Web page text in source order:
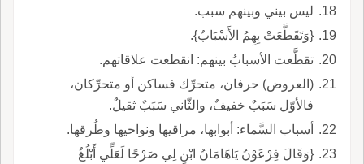
ليس بيني وبينهم سبب.
{وَتَقَطَّعَتْ بِهِمُ الأَسْبَابُ}.
تقطَّعت الأسبابُ بينهم: انقطعت علاقاتهم.
(العروض) حرفان، متحرِّك فساكن أو متحرِّكان،
فالأوّل سَبَبٌ خفيفٌ، والثّاني سَبَبٌ ثقيلٌ.
أسباب السَّماء: أبوابها، مراقيها ونواحيها وطُرقها.
{وَقَالَ فِرْعَوْنُ يَاهَامَانُ ابْنِ لِي صَرْحًا لَعَلِّي أَبْلُغُ